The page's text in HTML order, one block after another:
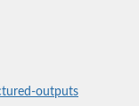
outputs